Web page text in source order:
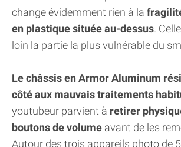
change évidemment rien à la
en plastique située au-dessus.
loin la partie la plus vulnérable du
Le châssis en Armor Aluminum
côté aux mauvais traitements
youtubeur parvient à retirer
boutons de volume avant de les
Autour des trois appareils photo de